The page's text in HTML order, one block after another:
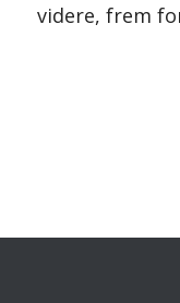
videre, frem